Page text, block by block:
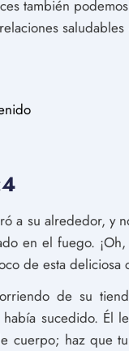
también
a su alrededor, y
en el fuego.
de esta deliciosa
de su
había sucedido. Él
cuerpo; haz que